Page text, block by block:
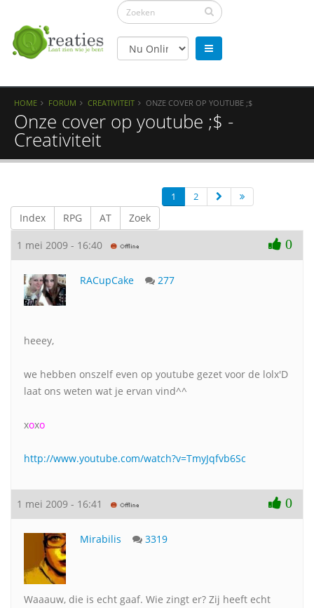
HOME FORUM CREATIVITEIT ONZE COVER OP YOUTUBE ;$
Onze cover op youtube ;$ -
Creativiteit
Index RPG AT Zoek
1 2
1 mei 2009 - 16:40 0
RACupCake 277
heeey,
we hebben onszelf even op youtube gezet voor de lolx'D
laat ons weten wat je ervan vind^^
xoxo
http://www.youtube.com/watch?v=TmyJqfvb6Sc
1 mei 2009 - 16:41 0
Mirabilis 3319
Waaauw, die is echt gaaf. Wie zingt er? Zij heeft echt